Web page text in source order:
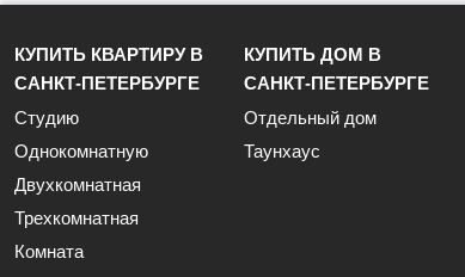
КУПИТЬ КВАРТИРУ В
САНКТ-ПЕТЕРБУРГЕ
Студию
Однокомнатную
Двухкомнатная
Трехкомнатная
Комната
КУПИТЬ ДОМ В
САНКТ-ПЕТЕРБУРГЕ
Отдельный дом
Таунхаус